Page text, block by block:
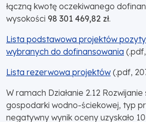
łączną kwotę oczekiwanego
wysokości 98 301 469,82 zł.
Lista podstawowa projektów
wybranych do dofinansowania
Lista rezerwowa projektów (.pdf,
W ramach Działanie 2.12
gospodarki wodno-ściekowej, typ
negatywny wynik oceny uzyskało